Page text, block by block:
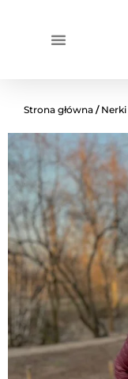
Strona główna / Nerki